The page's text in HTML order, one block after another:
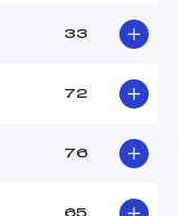
33
72
76
65